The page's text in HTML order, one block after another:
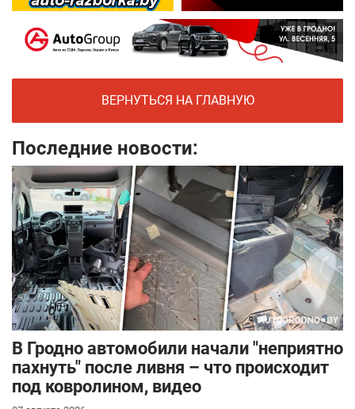
ВЕРНУТЬСЯ НА ГЛАВНУЮ
Последние новости:
В Гродно автомобили начали "неприятно
пахнуть" после ливня – что происходит
под ковролином, видео